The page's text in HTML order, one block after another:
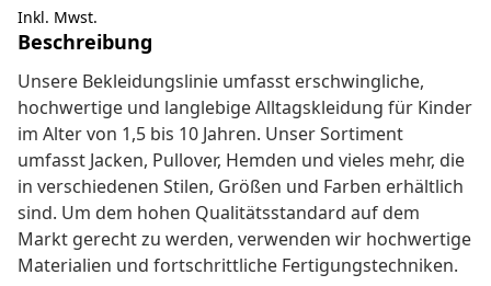
Inkl. Mwst.
Beschreibung
Unsere Bekleidungslinie umfasst erschwingliche,
hochwertige und langlebige Alltagskleidung für Kinder
im Alter von 1,5 bis 10 Jahren. Unser Sortiment
umfasst Jacken, Pullover, Hemden und vieles mehr, die
in verschiedenen Stilen, Größen und Farben erhältlich
sind. Um dem hohen Qualitätsstandard auf dem
Markt gerecht zu werden, verwenden wir hochwertige
Materialien und fortschrittliche Fertigungstechniken.